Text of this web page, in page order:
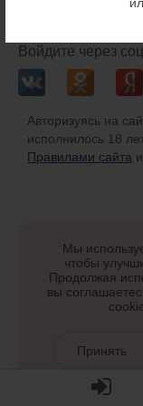
Войдите через
Авторизуясь на
исполнилось 18
Правилами сайта и
Мы
чтобы
Продолжая
вы
Принять